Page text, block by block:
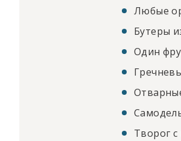
Любые
Бутеры
Один
Творог